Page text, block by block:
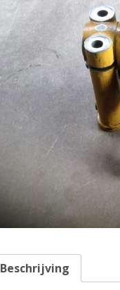
Beschrijving